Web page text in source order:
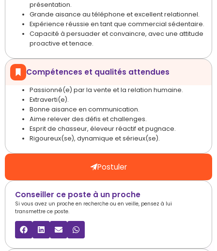
Conseiller ce poste à un proche
Si vous avez un proche en recherche ou en veille, pensez à lui
transmettre ce poste.
présentation.
Grande aisance au téléphone et excellent relationnel.
Expérience réussie en tant que commercial sédentaire.
Capacité à persuader et convaincre, avec une attitude
proactive et tenace.
Compétences et qualités attendues
Passionné(e) par la vente et la relation humaine.
Extraverti(e).
Bonne aisance en communication.
Aime relever des défis et challenges.
Esprit de chasseur, éleveur réactif et pugnace.
Rigoureux(se), dynamique et sérieux(se).
Postuler